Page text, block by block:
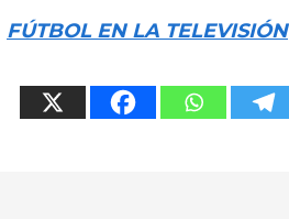
FÚTBOL EN LA TELEVISIÓN